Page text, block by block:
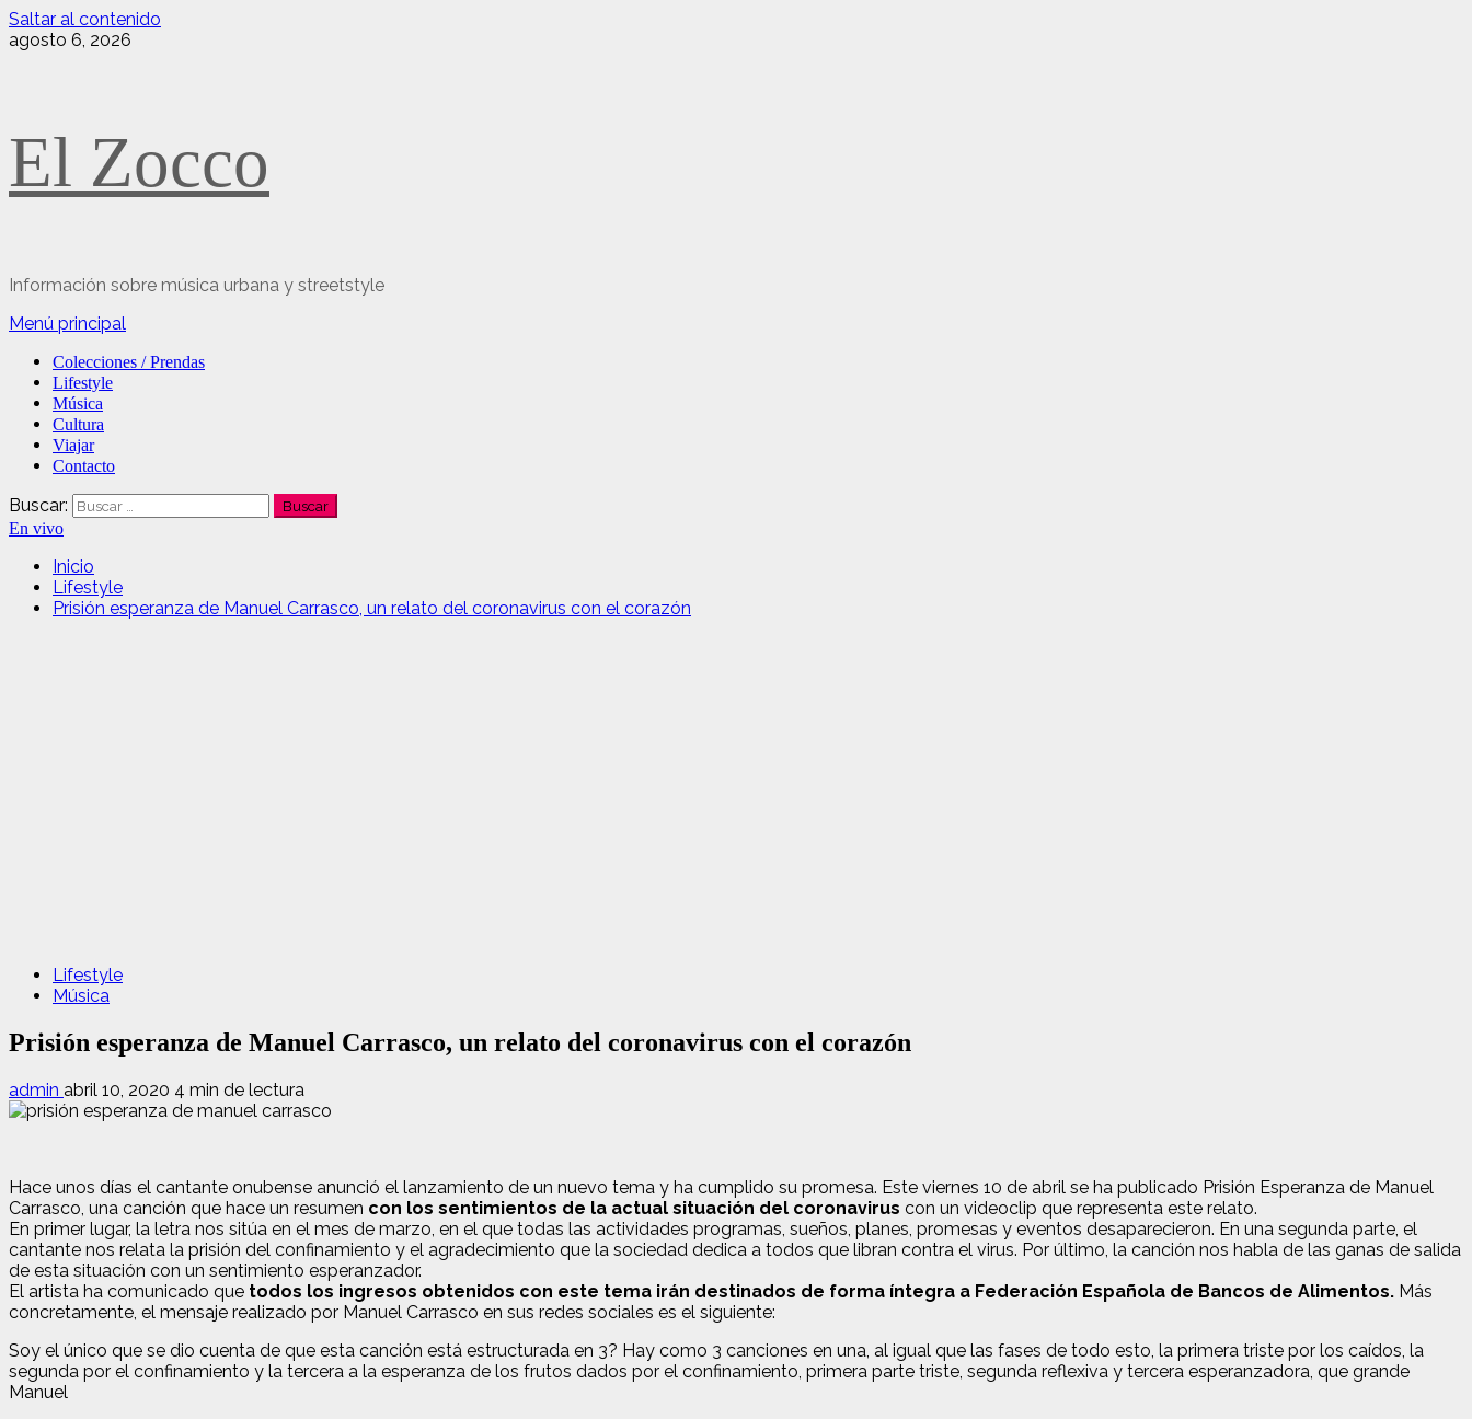
Saltar al contenido
agosto 6, 2026
El Zocco
Información sobre música urbana y streetstyle
Menú principal
Colecciones / Prendas
Lifestyle
Música
Cultura
Viajar
Contacto
Buscar:
En vivo
Inicio
Lifestyle
Prisión esperanza de Manuel Carrasco, un relato del coronavirus con el corazón
Lifestyle
Música
Prisión esperanza de Manuel Carrasco, un relato del coronavirus con el corazón
admin abril 10, 2020 4 min de lectura
Hace unos días el cantante onubense anunció el lanzamiento de un nuevo tema y ha cumplido su promesa. Este viernes 10 de abril se ha publicado Prisión Esperanza de Manuel
Carrasco, una canción que hace un resumen con los sentimientos de la actual situación del coronavirus con un videoclip que representa este relato.
En primer lugar, la letra nos sitúa en el mes de marzo, en el que todas las actividades programas, sueños, planes, promesas y eventos desaparecieron. En una segunda parte, el
cantante nos relata la prisión del confinamiento y el agradecimiento que la sociedad dedica a todos que libran contra el virus. Por último, la canción nos habla de las ganas de salida
de esta situación con un sentimiento esperanzador.
El artista ha comunicado que todos los ingresos obtenidos con este tema irán destinados de forma íntegra a Federación Española de Bancos de Alimentos. Más
concretamente, el mensaje realizado por Manuel Carrasco en sus redes sociales es el siguiente:
Soy el único que se dio cuenta de que esta canción está estructurada en 3? Hay como 3 canciones en una, al igual que las fases de todo esto, la primera triste por los caídos, la
segunda por el confinamiento y la tercera a la esperanza de los frutos dados por el confinamiento, primera parte triste, segunda reflexiva y tercera esperanzadora, que grande
Manuel